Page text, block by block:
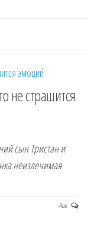
не страшится
сын Тристан и
неизлечимая
Aus